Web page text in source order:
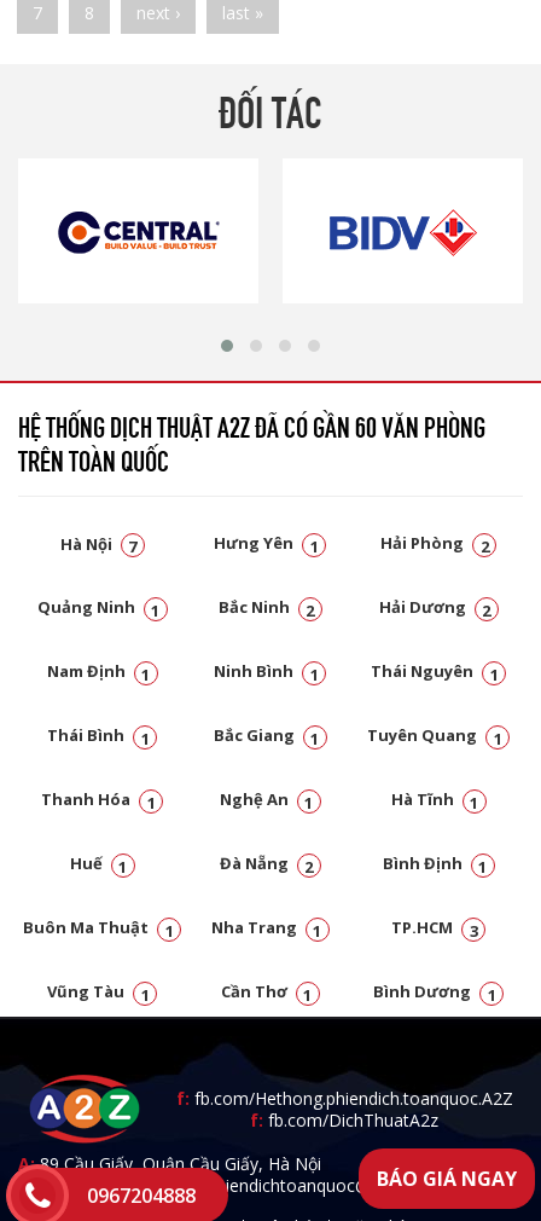
7 8 next › last »
ĐỐI TÁC
HỆ THỐNG DỊCH THUẬT A2Z ĐÃ CÓ GẦN 60 VĂN PHÒNG
TRÊN TOÀN QUỐC
Hà Nội 7 Hưng Yên 1 Hải Phòng 2
Quảng Ninh 1 Bắc Ninh 2 Hải Dương 2
Nam Định 1 Ninh Bình 1 Thái Nguyên 1
Thái Bình 1 Bắc Giang 1 Tuyên Quang 1
Thanh Hóa 1 Nghệ An 1 Hà Tĩnh 1
Huế 1 Đà Nẵng 2 Bình Định 1
Buôn Ma Thuật 1 Nha Trang 1 TP.HCM 3
Vũng Tàu 1 Cần Thơ 1 Bình Dương 1
f: fb.com/Hethong.phiendich.toanquoc.A2Z
f: fb.com/DichThuatA2z
A:89 Cầu Giấy, Quận Cầu Giấy, Hà Nội
T: 0967.204.888 -E:a2zphiendichtoanquoc@gmail.com
0967204888
BÁO GIÁ NGAY